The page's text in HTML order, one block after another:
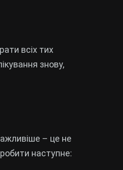
всіх тих
знову,
– це не
наступне: